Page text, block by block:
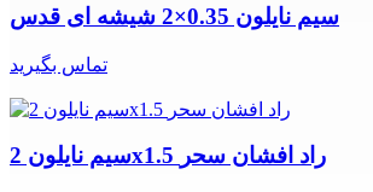
سیم نایلون 0.35×2 شیشه ای قدس
تماس بگیرید
سیم نایلون 2x1.5 راد افشان سحر